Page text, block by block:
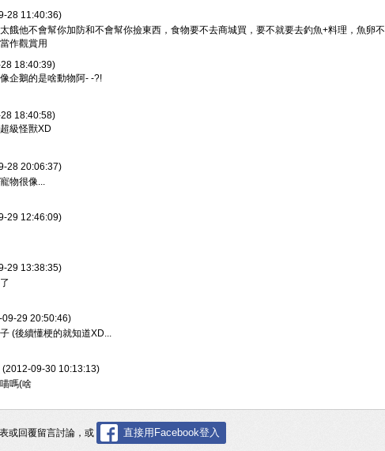
28 11:40:36)
餓他不會幫你加防和不會幫你撿東西，食物要不去商城買，要不就要去釣魚+料理，魚卵
作觀賞用
18:40:39)
企鵝的是啥動物阿- -?!
18:40:58)
級怪獸XD
28 20:06:37)
物很像...
29 12:46:09)
29 13:38:35)
09-29 20:50:46)
(後續懂梗的就知道XD...
(2012-09-30 10:13:13)
嗎(啥
或回覆留言討論，或 直接用Facebook登入